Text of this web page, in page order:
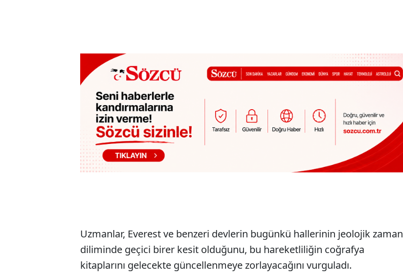
Uzmanlar, Everest ve benzeri devlerin bugünkü hallerinin jeolojik zaman
diliminde geçici birer kesit olduğunu, bu hareketliliğin coğrafya
kitaplarını gelecekte güncellenmeye zorlayacağını vurguladı.